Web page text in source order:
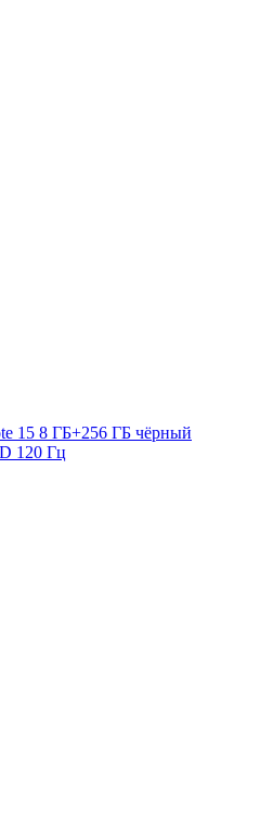
15 8 ГБ+256 ГБ чёрный
120 Гц